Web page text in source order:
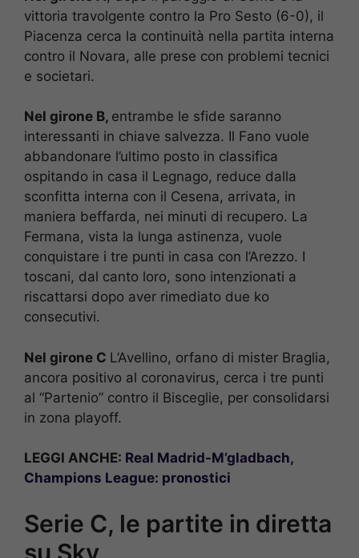
vittoria travolgente contro la Pro Sesto (6-0), il
Piacenza cerca la continuità nella partita interna
contro il Novara, alle prese con problemi tecnici
e societari.
Nel girone B, entrambe le sfide saranno
interessanti in chiave salvezza. Il Fano vuole
abbandonare l’ultimo posto in classifica
ospitando in casa il Legnago, reduce dalla
sconfitta interna con il Cesena, arrivata, in
maniera beffarda, nei minuti di recupero. La
Fermana, vista la lunga astinenza, vuole
conquistare i tre punti in casa con l’Arezzo. I
toscani, dal canto loro, sono intenzionati a
riscattarsi dopo aver rimediato due ko
consecutivi.
Nel girone C L’Avellino, orfano di mister Braglia,
ancora positivo al coronavirus, cerca i tre punti
al “Partenio” contro il Bisceglie, per consolidarsi
in zona playoff.
LEGGI ANCHE: Real Madrid-M’gladbach,
Champions League: pronostici
Serie C, le partite in diretta
su Sky